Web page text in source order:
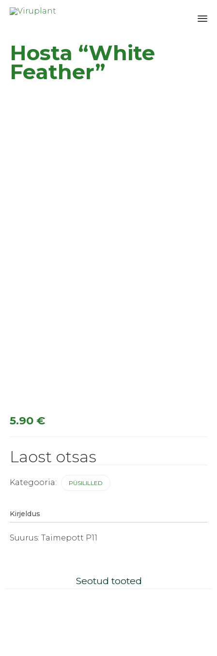
Hosta “White
Feather”
5.90 €
Laost otsas
Kategooria: PÜSILILLED
Kirjeldus
Suurus: Taimepott P11
Seotud tooted